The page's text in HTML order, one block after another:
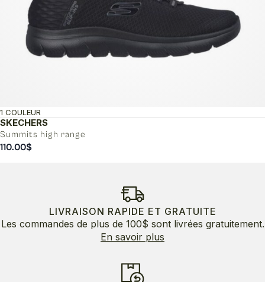
SKECHERS
Summits high range
1 COULEUR
110.00$
LIVRAISON RAPIDE ET GRATUITE
Les commandes de plus de 100$ sont livrées gratuitement.
En savoir plus